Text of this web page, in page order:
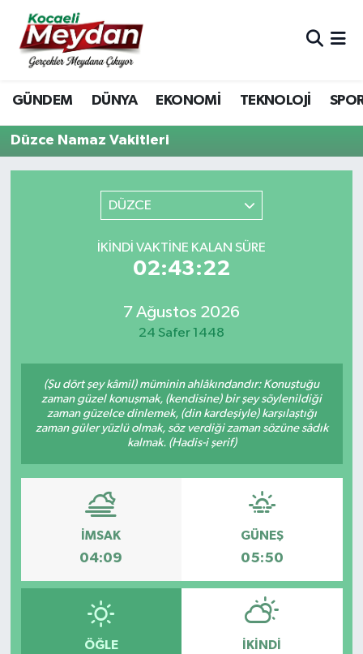
GÜNDEM DÜNYA EKONOMİ TEKNOLOJİ
Düzce Namaz Vakitleri
DÜZCE
İKINDI VAKTINE KALAN SÜRE
02:43:22
7 Ağustos 2026
24 Safer 1448
(Şu dört şey kâmil) müminin ahlâkındandır: Konuştuğu
zaman güzel konuşmak, (kendisine) bir şey söylenildiği
zaman güzelce dinlemek, (din kardeşiyle) karşılaştığı
zaman güler yüzlü olmak, söz verdiği zaman sözüne sâdık
kalmak. (Hadis-i şerif)
İMSAK
04:09
GÜNEŞ
05:50
ÖĞLE İKINDI
Nöbetçi Eczaneler
Hava Durumu
Trafik Durumu
Son Dakika Haberleri